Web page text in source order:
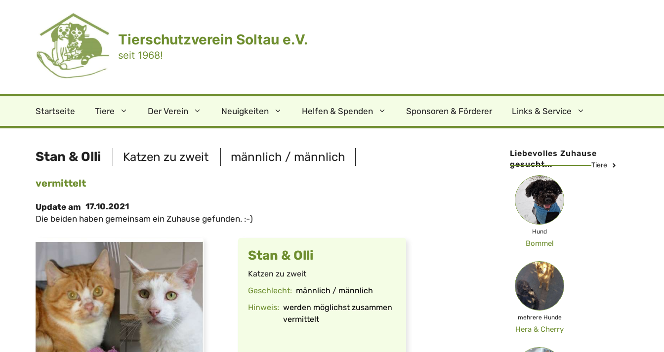
Tierschutzverein Soltau e.V.
seit 1968!
Startseite Tiere Der Verein Neuigkeiten Helfen & Spenden Sponsoren & Förderer Links & Service
Stan & Olli Katzen zu zweit männlich / männlich
vermittelt
Update am 17.10.2021
Die beiden haben gemeinsam ein Zuhause gefunden. :-)
Stan & Olli
Katzen zu zweit
Geschlecht: männlich / männlich
Hinweis: werden möglichst zusammen
vermittelt
Liebevolles Zuhause
gesucht...
Tiere
Hund
Bommel
mehrere Hunde
Hera & Cherry